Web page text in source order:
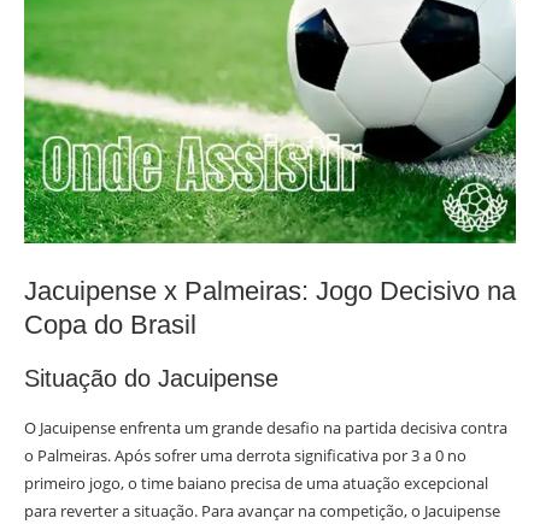
Jacuipense x Palmeiras: Jogo Decisivo na
Copa do Brasil
Situação do Jacuipense
O Jacuipense enfrenta um grande desafio na partida decisiva contra
o Palmeiras. Após sofrer uma derrota significativa por 3 a 0 no
primeiro jogo, o time baiano precisa de uma atuação excepcional
para reverter a situação. Para avançar na competição, o Jacuipense